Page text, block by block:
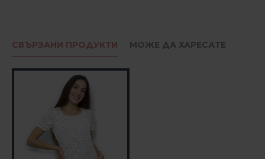
СВЪРЗАНИ ПРОДУКТИ МОЖЕ ДА ХАРЕСАТЕ